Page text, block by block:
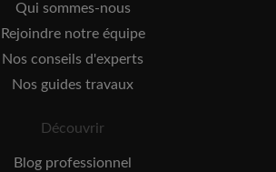
Qui sommes-nous
Rejoindre notre équipe
Nos conseils d'experts
Nos guides travaux
Découvrir
Blog professionnel